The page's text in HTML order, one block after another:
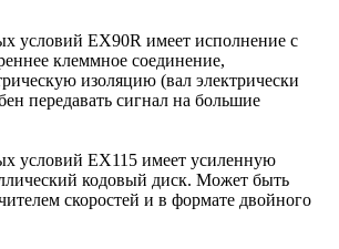
условий EX90R имеет исполнение с
клеммное соединение,
изоляцию (вал электрически
передавать сигнал на большие
условий EX115 имеет усиленную
кодовый диск. Может быть
скоростей и в формате двойного